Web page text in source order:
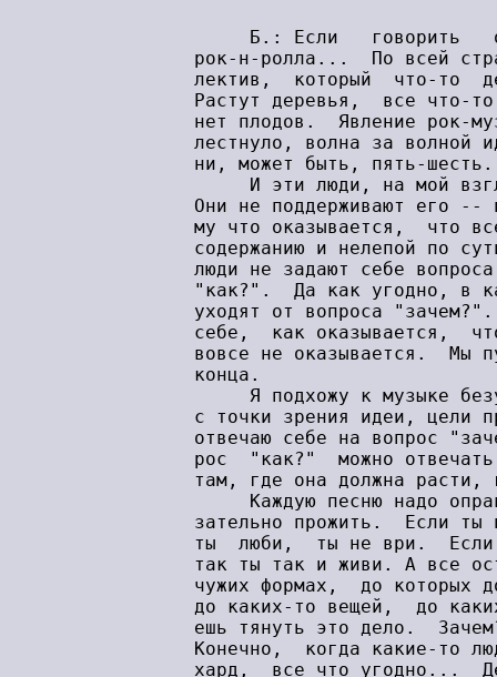
Б.: Если   говорить   о   явлении   субкультуры,   явлении
рок-н-ролла...  По всей стране,  в каждом городе есть свой кол-
лектив,  который  что-то  делает.  И удивительно -- нет плодов.
Растут деревья,  все что-то выращивают, поливают, и практически
нет плодов.  Явление рок-музыки -- гигантское явление, все зах-
лестнуло, волна за волной идет. Плодов никаких, три-четыре име-
ни, может быть, пять-шесть.
     И эти люди, на мой взгляд, исключают явление рок-культуры.
Они не поддерживают его -- просто исключают, зачеркивают, пото-
му что оказывается,  что все остальные занимаются беднейшей  по
содержанию и нелепой по сути деятельностью.  Почему? Потому что
люди не задают себе вопроса "зачем?",  люди задают себе  вопрос
"как?".  Да как угодно, в каких угодно формах! Но они постоянно
уходят от вопроса "зачем?".  Потому что стоит только задать его
себе,  как оказывается,  что король-то -- голый.  Его даже чаще
вовсе не оказывается.  Мы путаемся в рукавах  чужой  формы  без
конца.
     Я подхожу к музыке безусловно с точки зрения литературной,
с точки зрения идеи, цели прежде всего. И, вероятно, я все-таки
отвечаю себе на вопрос "зачем?".  Это главный вопрос. А на воп-
рос  "как?"  можно отвечать без конца.  И любая форма прекрасна
там, где она должна расти, где у нее есть корни.
     Каждую песню надо оправдать жизнью. Каждую песню надо обя-
зательно прожить.  Если ты поешь о своем отношении к любви, так
ты  люби,  ты не ври.  Если поешь о своем отношении к обществу,
так ты так и живи. А все остальное -- спекуляция. Спекуляция на
чужих формах,  до которых дошли твои старшие товарищи,  доехали
до каких-то вещей,  до каких-то оборотов, и вот ты тоже начина-
ешь тянуть это дело.  Зачем?  Это все соблазн, великий соблазн.
Конечно,  когда какие-то люди так  здорово  все  делают,  хэви,
хард,  все что угодно...  Действительно интересно,  и все гото-
венькое.  И на готовенькое люди идут.  Но нельзя оправдать сла-
бость мелодий,  текстов,  идей или отсутствие их полнейшее тем,
что это якобы рок-поэзия, якобы рок-культура, и вы в этом ниче-
го не понимаете, это совершенно новое явление. Если это искусс-
тво... хотя "искусство" тоже термин искусственный. Искус... Ес-
ли это естество, скажем так, то это должно быть живым. И с точ-
ки зрения естества, авторского естества, не выдерживает никакой
критики большинство групп,  которые я, например, вижу в Москве,
хожу вот на концерты. В Ленинграде точно так же, в других горо-
дах  -- тем более,  потому что провинция у нас не понимает,  не
чувствует своей души, своих особенностей. Как весь этот русский
рок  так называемый до сих пор не чувствует своей души,  своего
назначения, своей идеи.
     Я в Сибири,  например, встречаю безусловно талантливых лю-
дей, которые не понимают сути своего таланта и пытаются его об-
лечь в чужие для них формы. То есть они шлифуют свой талант, но
совершенно не те грани,  они вычесывают его.  Их  слепит...  Их
слепит то, что привлекает их в западной музыке. Но каждый чело-
век индивидуален.  Каждый человек -- удивительная личность  сам
по себе, если он пытается понять свое место и поставить себя на
это место.
     Вложить свою душу,  а не чужую,  не заниматься донорством,
пить чужую кровь и пытаться пустить ее по своим  жилам.  Ничего
хорошего из этого, как правило, не выходит.
     У нас сложная ситуация в музыке. Если бы мы были обеспече-
ны студиями, возможностью выпускать пластинки, возможностью пе-
реводить идеи в продукцию... Но это другой вопрос.
     Ю.: Но это связанные вещи.
     Б.: Да,  это такая сложность,  которую,  на мой взгляд, не
удалось  преодолеть  никому.  Либо  тебе тратить энергию на то,
чтобы что-то купить,  чем-то зарядиться,  либо...  Или тебе  на
сторублевом "Урале" что-то делать,  или на акустической гитаре.
Такая проблема.  И получается как-то или одно,  или другое.  Мы
постоянно лежащие боксеры. Как только пытаемся привстать, опять
посылают в нокдаун.  Но это  не  нокаут.  Раз  кто-то  пытается
встать, до нокаута еще далеко, и, наверное, нокаута не получит-
ся никогда. В рок-музыке еще достаточно много пороха, я бы даже
сказал,  сырого пороха, который еще нужно сушить. А чем сушить?
Чем угодно,  своими словами,